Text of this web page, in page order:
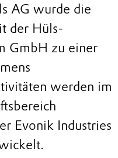
AG wurde die
der Hüls-
GmbH zu einer
werden im
Evonik Industries